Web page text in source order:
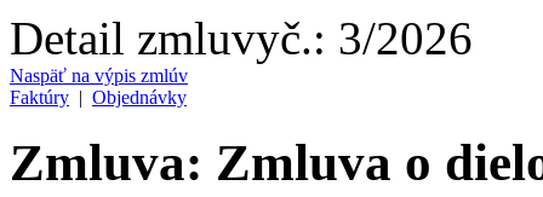
Detail zmluvyč.: 3/2026
Naspäť na výpis zmlúv
Faktúry | Objednávky
Zmluva: Zmluva o